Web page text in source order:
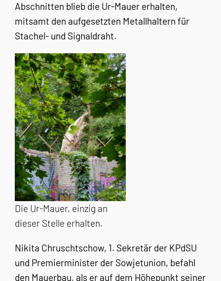
Abschnitten blieb die Ur-Mauer erhalten,
mitsamt den aufgesetzten Metallhaltern für
Stachel- und Signaldraht.
Die Ur-Mauer, einzig an
dieser Stelle erhalten.
Nikita Chruschtschow, 1. Sekretär der KPdSU
und Premierminister der Sowjetunion, befahl
den Mauerbau, als er auf dem Höhepunkt seiner